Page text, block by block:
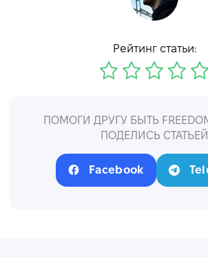
Рейтинг статьи:
ПОМОГИ ДРУГУ БЫТЬ FREEDOM
ПОДЕЛИСЬ СТАТЬЕЙ
Facebook